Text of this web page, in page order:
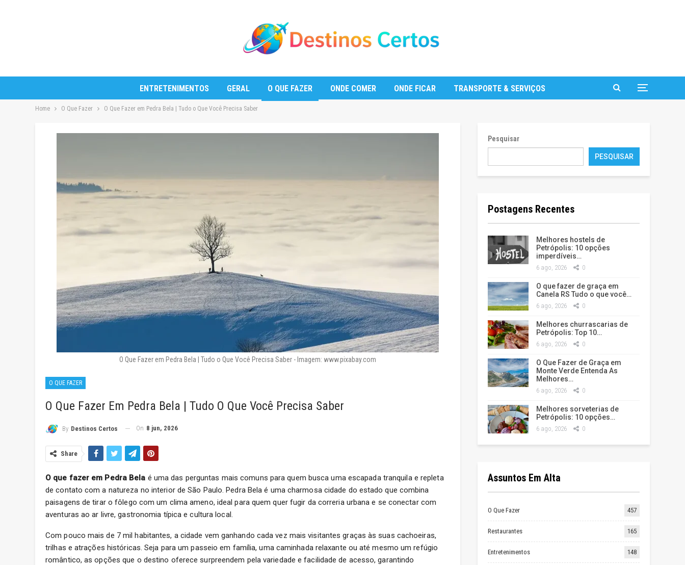
ENTRETENIMENTOS GERAL O QUE FAZER ONDE COMER ONDE FICAR TRANSPORTE & SERVIÇOS
Home O Que Fazer O Que Fazer em Pedra Bela | Tudo o Que Você Precisa Saber
O Que Fazer em Pedra Bela | Tudo o Que Você Precisa Saber - Imagem: www.pixabay.com
O QUE FAZER
O Que Fazer Em Pedra Bela | Tudo O Que Você Precisa Saber
By Destinos Certos On 8 jun, 2026
Share
O que fazer em Pedra Bela é uma das perguntas mais comuns para quem busca uma escapada tranquila e repleta
de contato com a natureza no interior de São Paulo. Pedra Bela é uma charmosa cidade do estado que combina
paisagens de tirar o fôlego com um clima ameno, ideal para quem quer fugir da correria urbana e se conectar com
aventuras ao ar livre, gastronomia típica e cultura local.
Com pouco mais de 7 mil habitantes, a cidade vem ganhando cada vez mais visitantes graças às suas cachoeiras,
trilhas e atrações históricas. Seja para um passeio em família, uma caminhada relaxante ou até mesmo um refúgio
romântico, as opções que o destino oferece surpreendem pela variedade e facilidade de acesso, garantindo
Pesquisar
PESQUISAR
Postagens Recentes
Melhores hostels de
Petrópolis: 10 opções
imperdíveis…
6 ago, 2026 0
O que fazer de graça em
Canela RS Tudo o que você…
6 ago, 2026 0
Melhores churrascarias de
Petrópolis: Top 10…
6 ago, 2026 0
O Que Fazer de Graça em
Monte Verde Entenda As
Melhores…
6 ago, 2026 0
Melhores sorveterias de
Petrópolis: 10 opções…
6 ago, 2026 0
Assuntos Em Alta
O Que Fazer 457
Restaurantes 165
Entretenimentos 148